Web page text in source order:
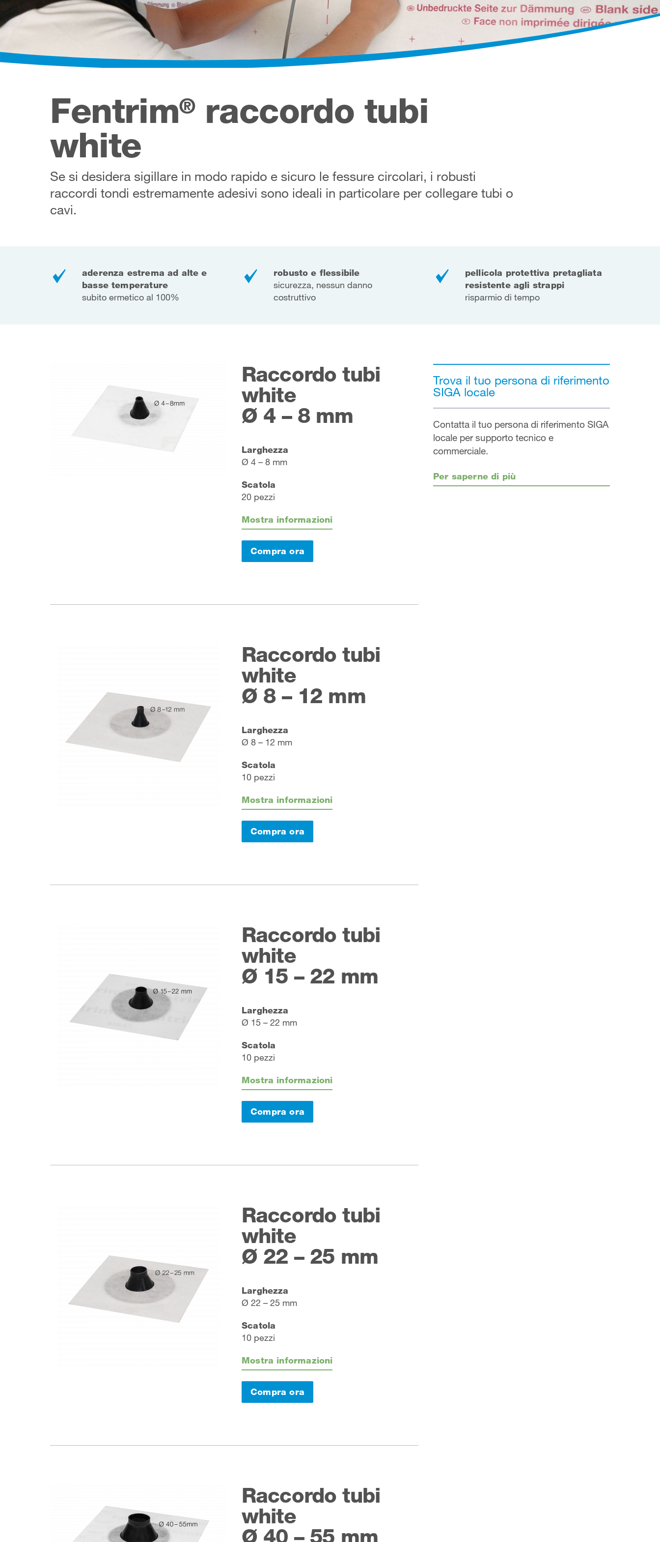
Fentrim®raccordo tubi
white
Se si desidera sigillare in modo rapido e sicuro le fessure circolari, i robusti
raccordi tondi estremamente adesivi sono ideali in particolare per collegare tubi o
cavi.
aderenza estrema ad alte e
basse temperature
subito ermetico al 100%
robusto e flessibile
sicurezza, nessun danno
costruttivo
pellicola protettiva pretagliata
resistente agli strappi
risparmio di tempo
Raccordo tubi
white
Ø 4 – 8 mm
Larghezza
Ø 4 – 8 mm
Scatola
20 pezzi
Mostra informazioni
Compra ora
Raccordo tubi
white
Ø 8 – 12 mm
Larghezza
Ø 8 – 12 mm
Scatola
10 pezzi
Mostra informazioni
Compra ora
Raccordo tubi
white
Ø 15 – 22 mm
Larghezza
Ø 15 – 22 mm
Scatola
10 pezzi
Mostra informazioni
Compra ora
Raccordo tubi
white
Ø 22 – 25 mm
Larghezza
Ø 22 – 25 mm
Scatola
10 pezzi
Mostra informazioni
Compra ora
Raccordo tubi
white
Ø 40 – 55 mm
Trova il tuo persona di riferimento
SIGA locale
Contatta il tuo persona di riferimento SIGA
locale per supporto tecnico e
commerciale.
Per saperne di più